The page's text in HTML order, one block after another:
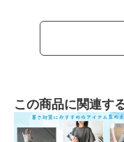
この商品に関連す